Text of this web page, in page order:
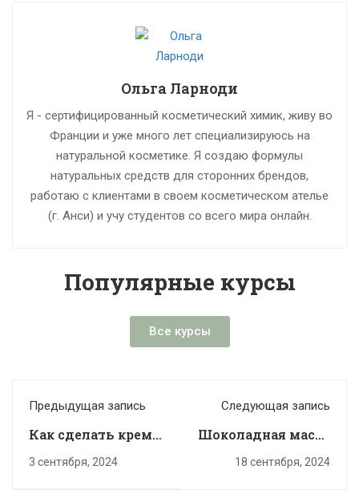
Ольга Ларноди
Я - сертифицированный косметический химик, живу во
Франции и уже много лет специализируюсь на
натуральной косметике. Я создаю формулы
натуральных средств для сторонних брендов,
работаю с клиентами в своем косметическом ателье
(г. Анси) и учу студентов со всего мира онлайн.
Популярные курсы
Все курсы
Предыдущая запись
Как сделать крем
для рук: 3 рецепта
3 сентября, 2024
Следующая запись
Шоколадная маска
для лица а-ля Lush
18 сентября, 2024